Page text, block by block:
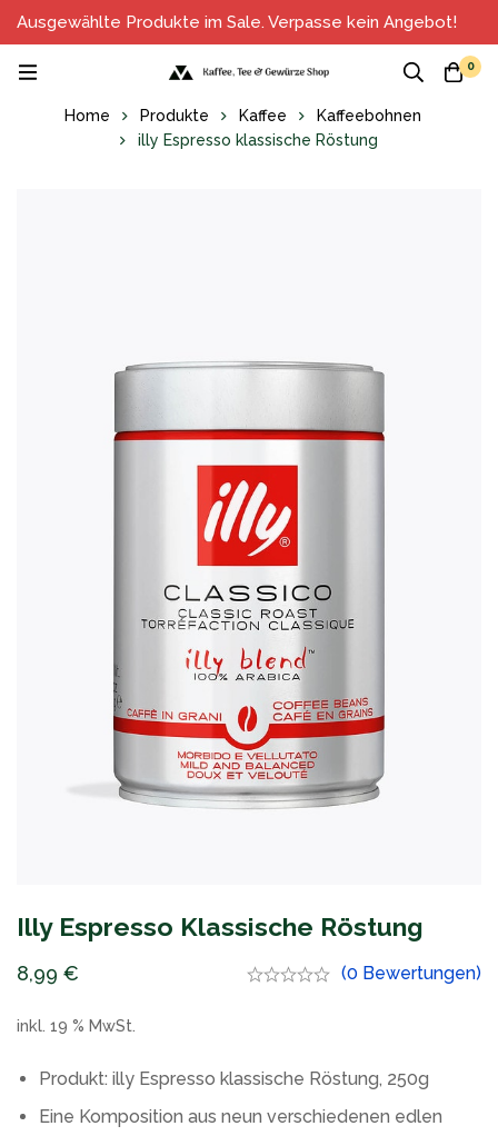
Ausgewählte Produkte im Sale. Verpasse kein Angebot!
0
Home Produkte Kaffee
Kaffeebohnen
illy Espresso klassische Röstung
Illy Espresso Klassische Röstung
8,99 € (0 Bewertungen)
inkl. 19 % MwSt.
Produkt: illy Espresso klassische Röstung, 250g
Eine Komposition aus neun verschiedenen edlen